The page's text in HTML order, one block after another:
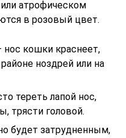
атрофическом
в розовый цвет.
нос кошки краснеет,
ноздрей или на
тереть лапой нос,
трясти головой.
будет затрудненным,